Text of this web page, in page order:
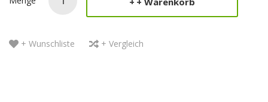
+ Wunschliste + Vergleich